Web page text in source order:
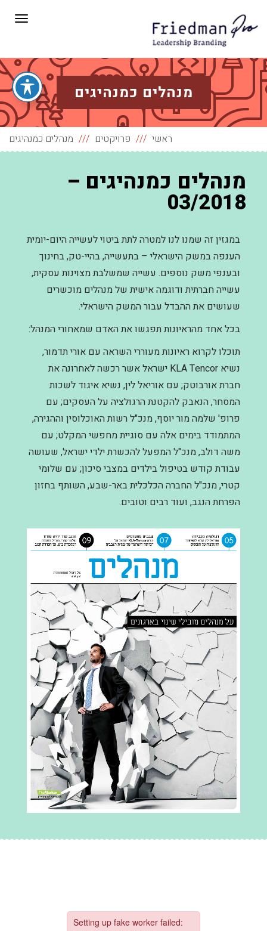
מנהלים כמנהיגים
ראשי פרויקטים מנהלים כמנהיגים
מנהלים כמנהיגים –
03/2018
במגזין זה שמנו לנו למטרה לתת ביטוי לעשייה היום-יומית
הענפה במשק הישראלי – בתעשייה, בהיי-טק, בחינוך
ובענפי משק נוספים. עשייה שמשלבת מצוינות עסקית,
עשייה חברתית ודוגמה אישית של מנהלים מוכשרים
שעושים את ההבדל עבור המשק הישראלי.
בכל אחד מהראיונות תפגשו את האדם שמאחורי המנהל:
תוכלו לקרוא ראיונות מעוררי השראה עם אורי תדמור,
נשיא KLA Tencor ישראל אשר רכשה לאחרונה את
חברת אורבוטק; עם אוריאל לין, נשיא איגוד לשכות
המסחר, הנאבק להקטנת הרגולציה על העסקים; עם
פרופ' שלמה מור יוסף, מנכ"ל רשות האוכלוסין וההגירה,
המתמודד בימים אלה עם סוגיית מחפשי המקלט; עם
משה דולב, מנכ"ל המפעל להכשרת ילדי ישראל, שעושה
עבודת קודש בטיפול בילדים במצבי סיכון; עם שלומי
קטרי, מנכ"ל החברה הכלכלית באר-שבע, השותף בחזון
הפרחת הנגב, ועוד רבים וטובים.